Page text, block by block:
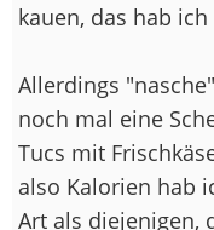
kauen, das hab
Allerdings
noch mal eine
Tucs mit
also Kalorien hab
Art als diejenigen,